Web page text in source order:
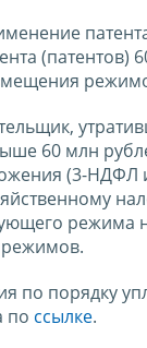
(патентов)
60 млн
(3-НДФЛ
режима
по порядку
по ссылке.